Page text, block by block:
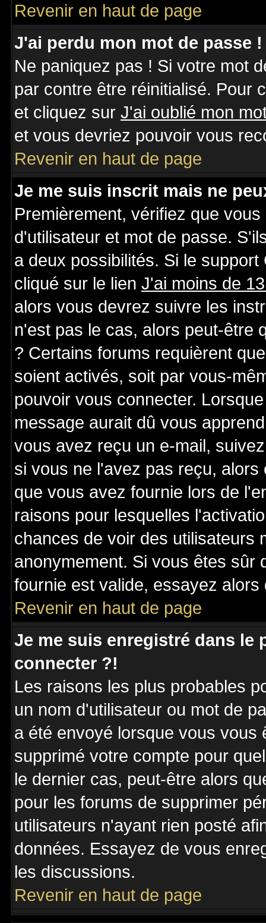
Revenir en haut de page
J'ai perdu mon mot de passe !
Ne paniquez pas ! Si votre mot
par contre être réinitialisé. Pour
et cliquez sur J'ai oublié mon
et vous devriez pouvoir vous
Revenir en haut de page
Je me suis inscrit mais ne
Premièrement, vérifiez que
d'utilisateur et mot de passe.
a deux possibilités. Si le
cliqué sur le lien J'ai moins de
alors vous devrez suivre les
n'est pas le cas, alors peut-être
? Certains forums requièrent
soient activés, soit par vous-
pouvoir vous connecter.
message aurait dû vous
vous avez reçu un e-mail,
si vous ne l'avez pas reçu,
que vous avez fournie lors de
raisons pour lesquelles
chances de voir des utilisateurs
anonymement. Si vous êtes sûr
fournie est valide, essayez
Revenir en haut de page
Je me suis enregistré dans le
connecter ?!
Les raisons les plus probables
un nom d'utilisateur ou mot de
a été envoyé lorsque vous
supprimé votre compte pour
le dernier cas, peut-être alors
pour les forums de supprimer
utilisateurs n'ayant rien posté
données. Essayez de vous
les discussions.
Revenir en haut de page